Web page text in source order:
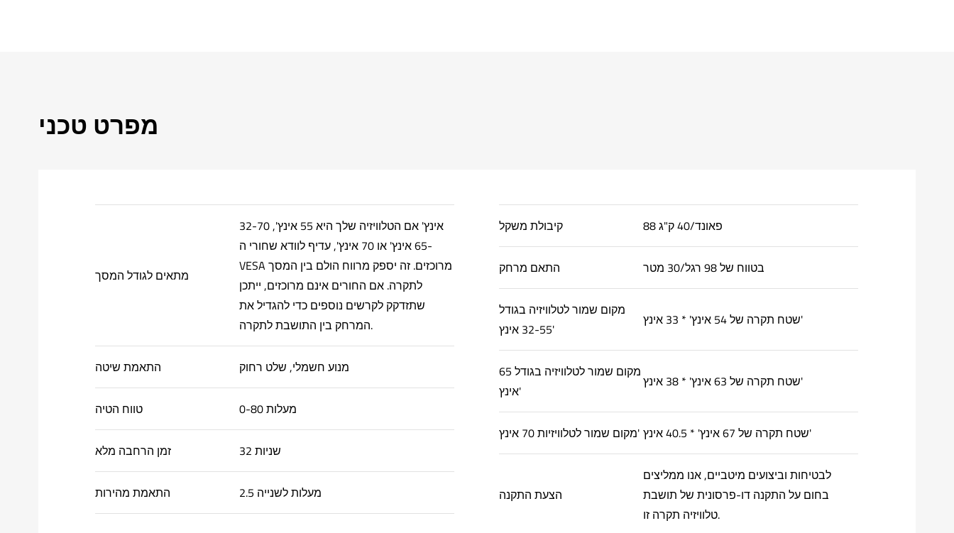
מפרט טכני
מתאים לגודל המסך
32-70 אינץ' אם הטלוויזיה שלך היא 55 אינץ',
65 אינץ' או 70 אינץ', עדיף לוודא שחורי ה-
VESA מרוכזים. זה יספק מרווח הולם בין המסך
לתקרה. אם החורים אינם מרוכזים, ייתכן
שתזדקק לקרשים נוספים כדי להגדיל את
המרחק בין התושבת לתקרה.
התאמת שיטה מנוע חשמלי, שלט רחוק
טווח הטיה 0-80 מעלות
זמן הרחבה מלא 32 שניות
התאמת מהירות 2.5 מעלות לשנייה
קיבולת משקל 88 פאונד/40 ק"ג
התאם מרחק בטווח של 98 רגל/30 מטר
מקום שמור לטלוויזיה בגודל
32-55 אינץ'
שטח תקרה של 54 אינץ' * 33 אינץ'
מקום שמור לטלוויזיה בגודל 65
אינץ'
שטח תקרה של 63 אינץ' * 38 אינץ'
מקום שמור לטלוויזיות 70 אינץ' שטח תקרה של 67 אינץ' * 40.5 אינץ'
הצעת התקנה
לבטיחות וביצועים מיטביים, אנו ממליצים
בחום על התקנה דו-פרסונית של תושבת
טלוויזיה תקרה זו.